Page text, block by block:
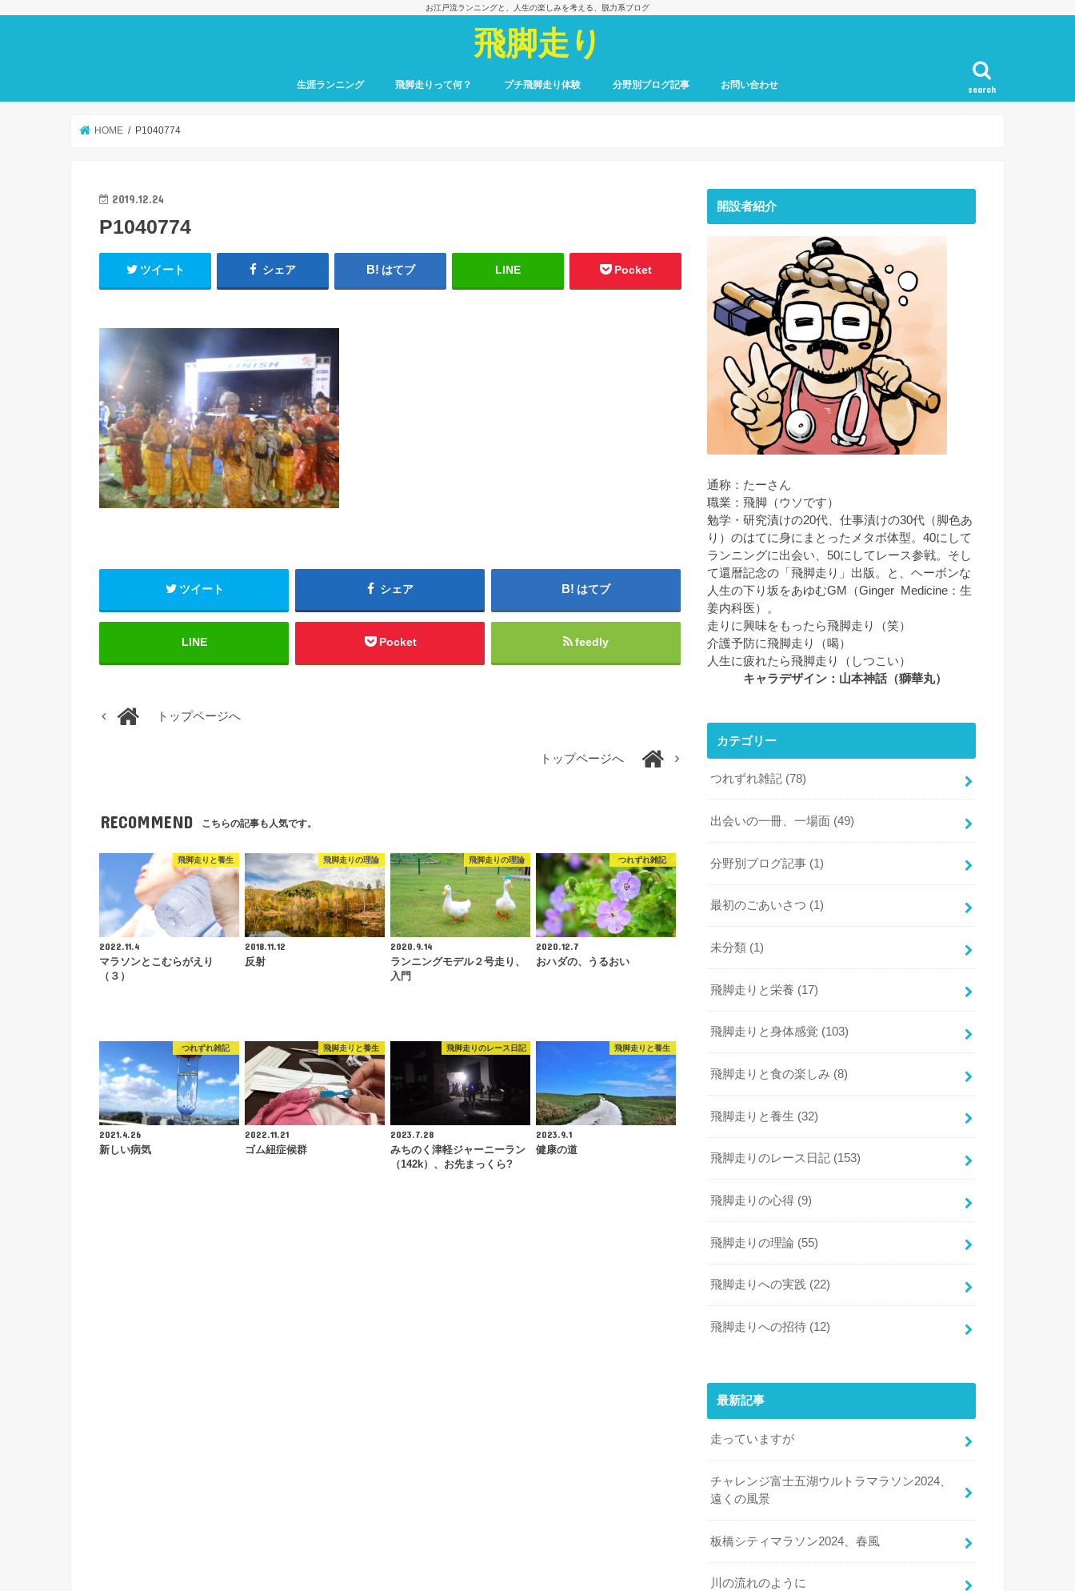
お江戸流ランニングと、人生の楽しみを考える、脱力系ブログ
飛脚走り
search
生涯ランニング 飛脚走りって何？ プチ飛脚走り体験 分野別ブログ記事 お問い合わせ
HOME P1040774
2019.12.24
P1040774
ツイート シェア はてブ LINE Pocket
ツイート シェア はてブ
LINE Pocket feedly
トップページへ
トップページへ
RECOMMEND こちらの記事も人気です。
飛脚走りと養生
2022.11.4
マラソンとこむらがえり
（３）
飛脚走りの理論
2018.11.12
反射
飛脚走りの理論
2020.9.14
ランニングモデル２号走り、
入門
つれずれ雑記
2020.12.7
おハダの、うるおい
つれずれ雑記
2021.4.26
新しい病気
飛脚走りと養生
2022.11.21
ゴム紐症候群
飛脚走りのレース日記
2023.7.28
みちのく津軽ジャーニーラン
（142k）、お先まっくら?
飛脚走りと養生
2023.9.1
健康の道
開設者紹介
通称：たーさん
職業：飛脚（ウソです）
勉学・研究漬けの20代、仕事漬けの30代（脚色あ
り）のはてに身にまとったメタボ体型。40にして
ランニングに出会い、50にしてレース参戦。そし
て還暦記念の「飛脚走り」出版。と、ヘーボンな
人生の下り坂をあゆむGM（Ginger Medicine：生
姜内科医）。
走りに興味をもったら飛脚走り（笑）
介護予防に飛脚走り（喝）
人生に疲れたら飛脚走り（しつこい）
キャラデザイン：山本神話（獅華丸）
カテゴリー
つれずれ雑記 (78)
出会いの一冊、一場面 (49)
分野別ブログ記事 (1)
最初のごあいさつ (1)
未分類 (1)
飛脚走りと栄養 (17)
飛脚走りと身体感覚 (103)
飛脚走りと食の楽しみ (8)
飛脚走りと養生 (32)
飛脚走りのレース日記 (153)
飛脚走りの心得 (9)
飛脚走りの理論 (55)
飛脚走りへの実践 (22)
飛脚走りへの招待 (12)
最新記事
走っていますが
チャレンジ富士五湖ウルトラマラソン2024、
遠くの風景
板橋シティマラソン2024、春風
川の流れのように